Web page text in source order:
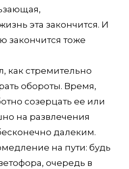
эта закончится. И
закончится тоже
как стремительно
обороты. Время,
созерцать ее или
на развлечения
далеким.
на пути: будь
очередь в